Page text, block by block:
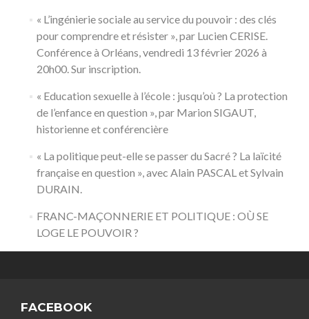
« L’ingénierie sociale au service du pouvoir : des clés
pour comprendre et résister », par Lucien CERISE.
Conférence à Orléans, vendredi 13 février 2026 à
20h00. Sur inscription.
« Education sexuelle à l’école : jusqu’où ? La protection
de l’enfance en question », par Marion SIGAUT,
historienne et conférencière
« La politique peut-elle se passer du Sacré ? La laïcité
française en question », avec Alain PASCAL et Sylvain
DURAIN.
FRANC-MAÇONNERIE ET POLITIQUE : OÙ SE
LOGE LE POUVOIR ?
FACEBOOK